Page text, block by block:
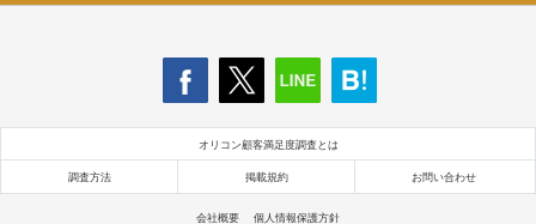
オリコン顧客満足度調査とは
調査方法 掲載規約 お問い合わせ
会社概要 個人情報保護方針